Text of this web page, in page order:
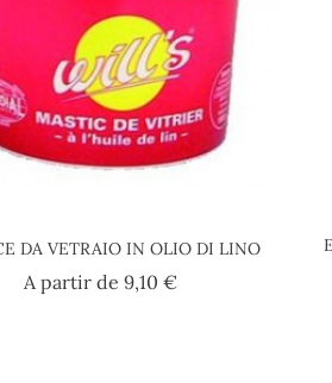
DA VETRAIO IN OLIO DI LINO
A partir de 9,10 €Prezzo